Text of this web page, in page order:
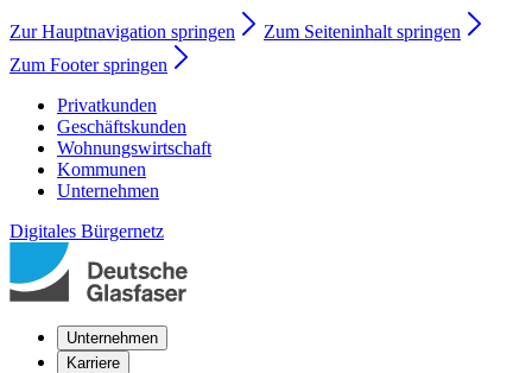
Zur Hauptnavigation springen
Zum Seiteninhalt springen
Zum Footer springen
Privatkunden
Geschäftskunden
Wohnungswirtschaft
Kommunen
Unternehmen
Digitales Bürgernetz
Unternehmen
Karriere